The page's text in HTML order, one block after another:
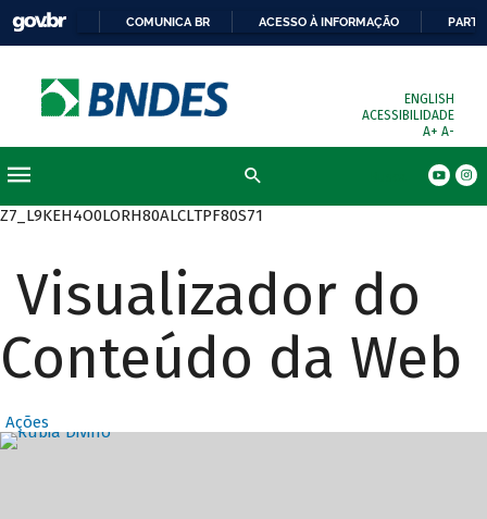
COMUNICA BR ACESSO À INFORMAÇÃO
ENGLISH
ACESSIBILIDADE
A+ A-
Z7_L9KEH4O0LORH80ALCLTPF80S71
Visualizador do
Conteúdo da Web
Ações
Destaques